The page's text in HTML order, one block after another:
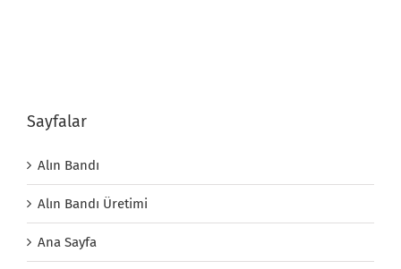
Sayfalar
Alın Bandı
Alın Bandı Üretimi
Ana Sayfa